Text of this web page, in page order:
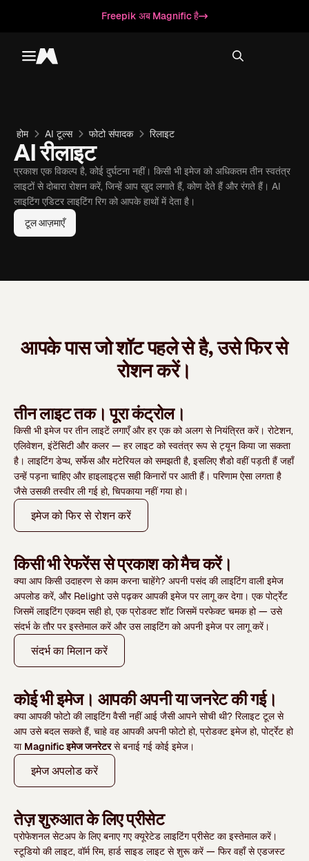
Freepik अब Magnific है
Toggle menu
Magnific
होम AI टूल्स फोटो संपादक रिलाइट
AI रीलाइट
प्रकाश एक विकल्प है, कोई दुर्घटना नहीं। किसी भी इमेज को अधिकतम तीन स्वतंत्र
लाइटों से दोबारा रोशन करें, जिन्हें आप खुद लगाते हैं, कोण देते हैं और रंगते हैं। AI
लाइटिंग एडिटर लाइटिंग रिग को आपके हाथों में देता है।
टूल आज़माएँ
आपके पास जो शॉट पहले से है, उसे फिर से
रोशन करें।
तीन लाइट तक। पूरा कंट्रोल।
किसी भी इमेज पर तीन लाइटें लगाएँ और हर एक को अलग से नियंत्रित करें। रोटेशन,
एलिवेशन, इंटेंसिटी और कलर — हर लाइट को स्वतंत्र रूप से ट्यून किया जा सकता
है। लाइटिंग डेप्थ, सर्फेस और मटेरियल को समझती है, इसलिए शैडो वहीं पड़ती हैं जहाँ
उन्हें पड़ना चाहिए और हाइलाइट्स सही किनारों पर आती हैं। परिणाम ऐसा लगता है
जैसे उसकी तस्वीर ली गई हो, चिपकाया नहीं गया हो।
इमेज को फिर से रोशन करें
किसी भी रेफरेंस से प्रकाश को मैच करें।
क्या आप किसी उदाहरण से काम करना चाहेंगे? अपनी पसंद की लाइटिंग वाली इमेज
अपलोड करें, और Relight उसे पढ़कर आपकी इमेज पर लागू कर देगा। एक पोर्ट्रेट
जिसमें लाइटिंग एकदम सही हो, एक प्रोडक्ट शॉट जिसमें परफेक्ट चमक हो — उसे
संदर्भ के तौर पर इस्तेमाल करें और उस लाइटिंग को अपनी इमेज पर लागू करें।
संदर्भ का मिलान करें
कोई भी इमेज। आपकी अपनी या जनरेट की गई।
क्या आपकी फोटो की लाइटिंग वैसी नहीं आई जैसी आपने सोची थी? रिलाइट टूल से
आप उसे बदल सकते हैं, चाहे वह आपकी अपनी फोटो हो, प्रोडक्ट इमेज हो, पोर्ट्रेट हो
या Magnific इमेज जनरेटरसे बनाई गई कोई इमेज।
इमेज अपलोड करें
तेज़ शुरुआत के लिए प्रीसेट
प्रोफेशनल सेटअप के लिए बनाए गए क्यूरेटेड लाइटिंग प्रीसेट का इस्तेमाल करें।
स्टूडियो की लाइट, वॉर्म रिम, हार्ड साइड लाइट से शुरू करें — फिर वहाँ से एडजस्ट